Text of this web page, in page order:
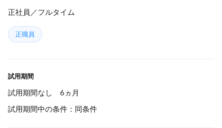
正社員／フルタイム
正職員
試用期間
試用期間なし 6ヵ月
試用期間中の条件：同条件